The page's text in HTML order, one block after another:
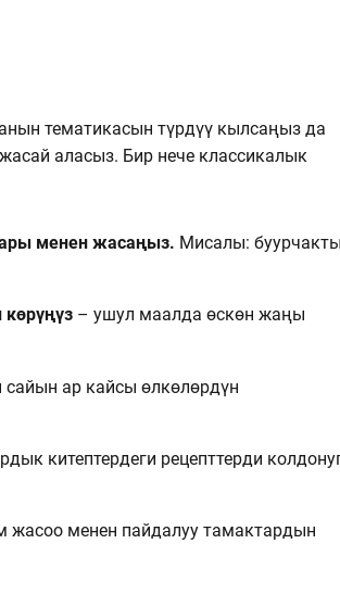
тематикасын түрдүү кылсаңыз да
аласыз. Бир нече классикалык
менен жасаңыз. Мисалы:
– ушул маалда өскөн жаңы
сайын ар кайсы өлкөлөрдүн
китептердеги рецепттерди
жасоо менен пайдалуу тамактардын